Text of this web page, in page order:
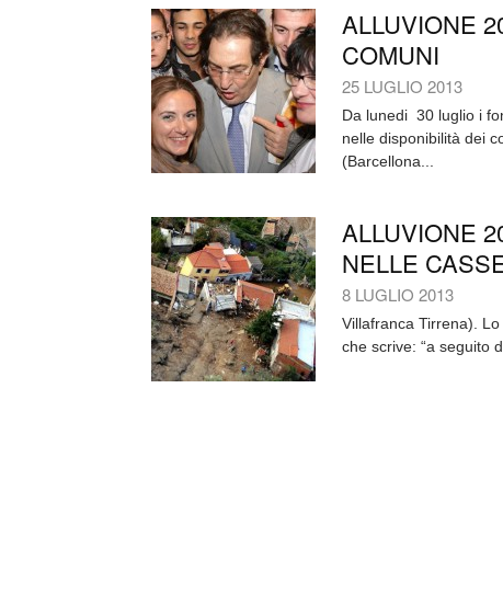
ALLUVIONE
COMUNI
25 LUGLIO 2013
Da lunedi 30 luglio i
nelle disponibilità dei
(Barcellona...
ALLUVIONE
NELLE
8 LUGLIO 2013
Villafranca Tirrena).
che scrive: “a seguito